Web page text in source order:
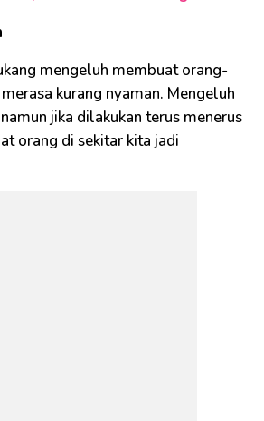
mengeluh membuat orang-
kurang nyaman. Mengeluh
jika dilakukan terus menerus
orang di sekitar kita jadi